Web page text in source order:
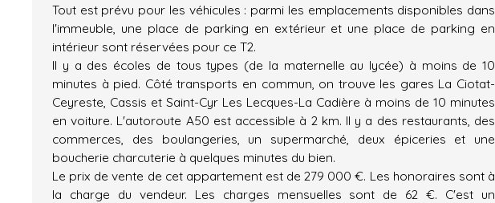
Tout est prévu pour les véhicules : parmi les emplacements disponibles dans
l'immeuble, une place de parking en extérieur et une place de parking en
intérieur sont réservées pour ce T2.
Il y a des écoles de tous types (de la maternelle au lycée) à moins de 10
minutes à pied. Côté transports en commun, on trouve les gares La Ciotat-
Ceyreste, Cassis et Saint-Cyr Les Lecques-La Cadière à moins de 10 minutes
en voiture. L'autoroute A50 est accessible à 2 km. Il y a des restaurants, des
commerces, des boulangeries, un supermarché, deux épiceries et une
boucherie charcuterie à quelques minutes du bien.
Le prix de vente de cet appartement est de 279 000 €. Les honoraires sont à
la charge du vendeur. Les charges mensuelles sont de 62 €. C'est un